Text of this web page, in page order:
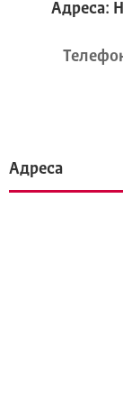
Адреса:
Адреса